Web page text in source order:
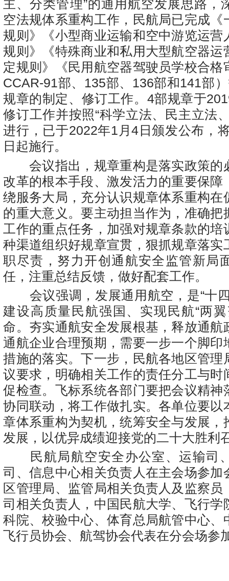
主、分类管理”的通用航空发展思路，
空法规体系重构工作，民航局已完成《
规则》《小型商业运输和空中游览运营
规则》《特殊商业和私用大型航空器运
定规则》《民用航空器驾驶员学校合格
CCAR-91部、135部、136部和141部
规章的制定、修订工作。4部规章于
修订工作并按照“科学立法、民主立法
进行，已于2022年1月4日颁发公布，
日起施行。
会议指出，规章重构是落实政策的
改革的根本手段、激发活力的重要保障
绕服务大局，充分认识规章体系重构在
的重大意义。要主动担当作为，准确把
工作的重点任务，加强对规章条款的培
种渠道组织好规章宣贯，狠抓规章落实
职尽责，努力开创通航安全监管新局
任，注重总结反馈，做好配套工作。
会议强调，发展通用航空，是“十四
建设高质量民航强国、实现民航“两
命。夯实通航安全发展根基，释放通航
通航企业合理预期，需要一步一个脚印
措施的落实。下一步，民航各地区管理
议要求，明确相关工作的责任分工与时
促检查。飞标系统各部门要把会议精神
协同联动，将工作做扎实。各单位要以
章体系重构为契机，统筹安全与发展，
发展，以优异成绩迎接党的二十大胜利
民航局航空安全办公室、运输司
司、信息中心相关负责人在主会场参加
区管理局、监管局相关负责人及监察员
司相关负责人，中国民航大学、飞行学
科院、校验中心、体育总局航管中心、
飞行员协会、航驾协会代表在分会场参